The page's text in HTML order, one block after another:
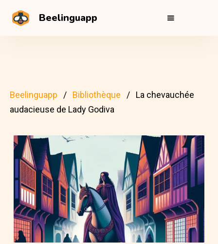
Beelinguapp
Beelinguapp Bibliothèque
La chevauchée
audacieuse de Lady Godiva